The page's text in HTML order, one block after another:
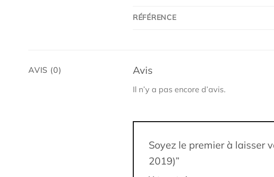
RÉFÉRENCE
AVIS (0) Avis
Il n’y a pas encore d’avis.
Soyez le premier à laisser
2019)”